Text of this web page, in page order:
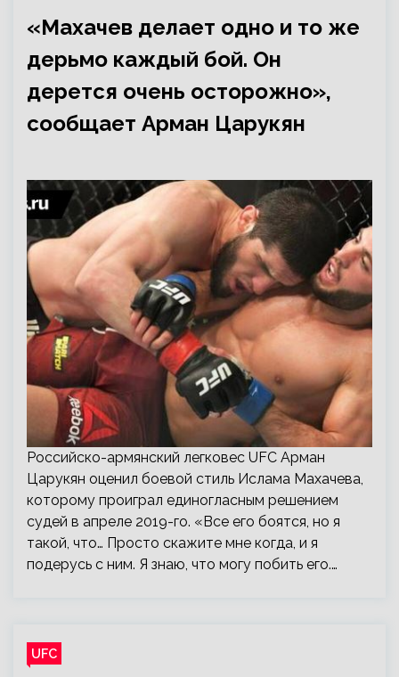
«Махачев делает одно и то же
дерьмо каждый бой. Он
дерется очень осторожно»,
сообщает Арман Царукян
Российско-армянский легковес UFC Арман
Царукян оценил боевой стиль Ислама Махачева,
которому проиграл единогласным решением
судей в апреле 2019-го. «Все его боятся, но я
такой, что… Просто скажите мне когда, и я
подерусь с ним. Я знаю, что могу побить его.…
UFC